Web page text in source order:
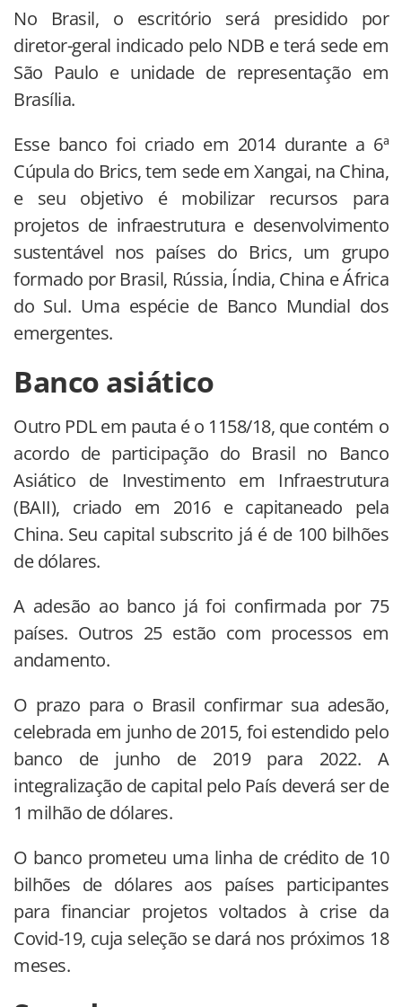
No Brasil, o escritório será presidido por
diretor-geral indicado pelo NDB e terá sede em
São Paulo e unidade de representação em
Brasília.
Esse banco foi criado em 2014 durante a 6ª
Cúpula do Brics, tem sede em Xangai, na China,
e seu objetivo é mobilizar recursos para
projetos de infraestrutura e desenvolvimento
sustentável nos países do Brics, um grupo
formado por Brasil, Rússia, Índia, China e África
do Sul. Uma espécie de Banco Mundial dos
emergentes.
Banco asiático
Outro PDL em pauta é o 1158/18, que contém o
acordo de participação do Brasil no Banco
Asiático de Investimento em Infraestrutura
(BAII), criado em 2016 e capitaneado pela
China. Seu capital subscrito já é de 100 bilhões
de dólares.
A adesão ao banco já foi confirmada por 75
países. Outros 25 estão com processos em
andamento.
O prazo para o Brasil confirmar sua adesão,
celebrada em junho de 2015, foi estendido pelo
banco de junho de 2019 para 2022. A
integralização de capital pelo País deverá ser de
1 milhão de dólares.
O banco prometeu uma linha de crédito de 10
bilhões de dólares aos países participantes
para financiar projetos voltados à crise da
Covid-19, cuja seleção se dará nos próximos 18
meses.